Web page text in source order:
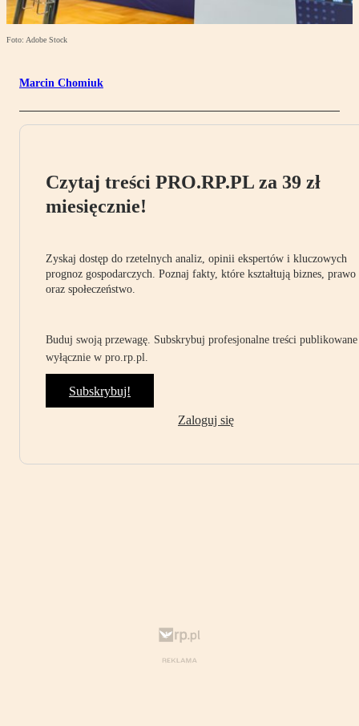
Foto: Adobe Stock
Marcin Chomiuk
Czytaj treści PRO.RP.PL za 39 zł
miesięcznie!
Zyskaj dostęp do rzetelnych analiz, opinii ekspertów i kluczowych
prognoz gospodarczych. Poznaj fakty, które kształtują biznes, prawo
oraz społeczeństwo.
Buduj swoją przewagę. Subskrybuj profesjonalne treści publikowane
wyłącznie w pro.rp.pl.
Subskrybuj!
Zaloguj się